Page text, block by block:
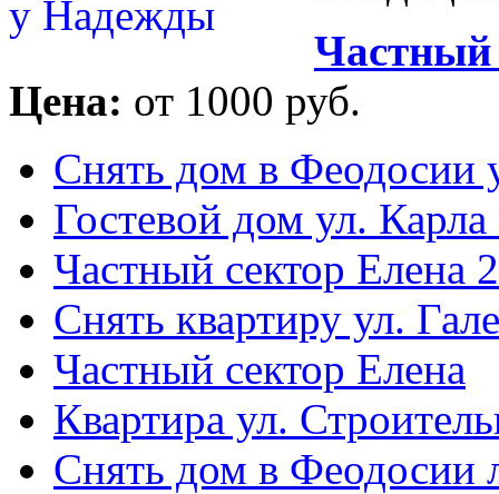
Частный
Цена: от 1000 руб.
Снять дом в Феодосии
Гостевой дом ул.
Частный сектор Елена 2
Снять квартиру ул.
Частный сектор Елена
Квартира ул.
Снять дом в Феодосии